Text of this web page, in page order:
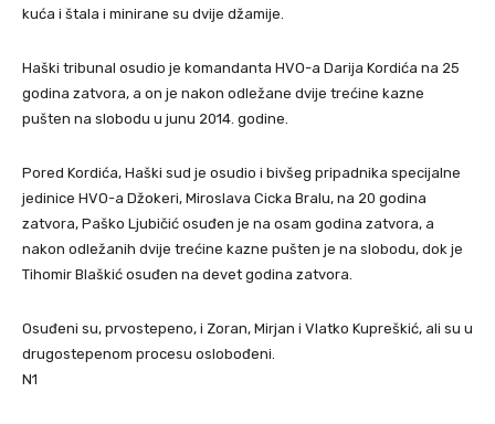
kuća i štala i minirane su dvije džamije.
Haški tribunal osudio je komandanta HVO-a Darija Kordića na 25
godina zatvora, a on je nakon odležane dvije trećine kazne
pušten na slobodu u junu 2014. godine.
Pored Kordića, Haški sud je osudio i bivšeg pripadnika specijalne
jedinice HVO-a Džokeri, Miroslava Cicka Bralu, na 20 godina
zatvora, Paško Ljubičić osuđen je na osam godina zatvora, a
nakon odležanih dvije trećine kazne pušten je na slobodu, dok je
Tihomir Blaškić osuđen na devet godina zatvora.
Osuđeni su, prvostepeno, i Zoran, Mirjan i Vlatko Kupreškić, ali su u
drugostepenom procesu oslobođeni.
N1